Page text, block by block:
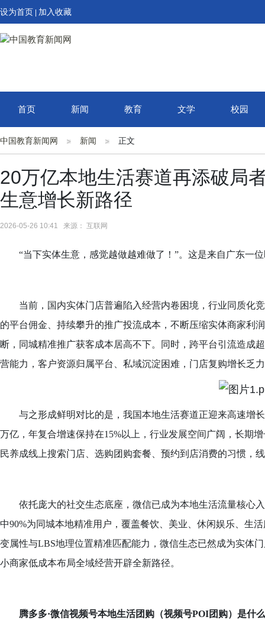
设为首页 加入收藏
首页 新闻 教育 文学 校园
中国教育新闻网 新闻 正文
20万亿本地生活赛道再添破局
生意增长新路径
2026-05-26 10:41 来源： 互联网
“当下实体生意，感觉越做越难做了！”。这是来自广东一
当前，国内实体门店普遍陷入经营内卷困境，行业同质化
的平台佣金、持续攀升的推广投流成本，不断压缩实体商家利
断，同城精准推广获客成本居高不下。同时，跨平台引流造成
营能力，客户资源归属平台、私域沉淀困难，门店复购增长乏
与之形成鲜明对比的是，我国本地生活赛道正迎来高速增
万亿，年复合增速保持在15%以上，行业发展空间广阔，长期
民养成线上搜索门店、选购团购套餐、预约到店消费的习惯，
依托庞大的社交生态底座，微信已成为本地生活流量核心
中90%为同城本地精准用户，覆盖餐饮、美业、休闲娱乐、生
变属性与LBS地理位置精准匹配能力，微信生态已然成为实体
小商家低成本布局全域经营开辟全新路径。
腾多多·微信视频号本地生活团购 （视频号POI团购）是什